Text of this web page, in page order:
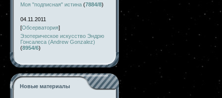
Моя "подписная" истина (7884/8)
04.11.2011
[Обсерватория]
Эзотерическое искусство Эндрю
Гонсалеса (Andrew Gonzalez)
(8954/6)
Новые материалы